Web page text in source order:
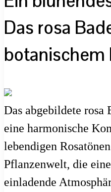
Das rosa
botanischem
Das abgebildete rosa
eine harmonische
lebendigen
Pflanzenwelt, die
einladende